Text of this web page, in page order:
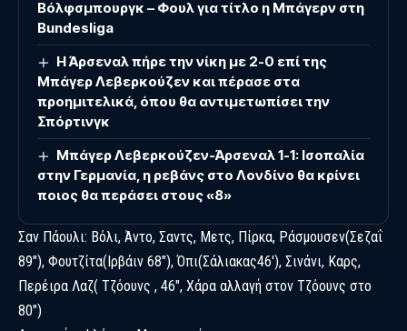
Βόλφσμπουργκ – Φουλ για τίτλο η Μπάγερν στη
Bundesliga
Η Άρσεναλ πήρε την νίκη με 2-0 επί της
Μπάγερ Λεβερκούζεν και πέρασε στα
προημιτελικά, όπου θα αντιμετωπίσει την
Σπόρτινγκ
Μπάγερ Λεβερκούζεν-Άρσεναλ 1-1: Ισοπαλία
στην Γερμανία, η ρεβάνς στο Λονδίνο θα κρίνει
ποιος θα περάσει στους «8»
Σαν Πάουλι: Βόλι, Άντο, Σαντς, Μετς, Πίρκα, Ράσμουσεν(Σεζαΐ
89″), Φουτζίτα(Ιρβάιν 68″), Όπι(Σάλιακας46′), Σινάνι, Καρς,
Περέιρα Λαζ( Τζόουνς , 46″, Χάρα αλλαγή στον Τζόουνς στο
80″)